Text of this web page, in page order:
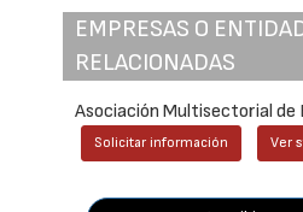
EMPRESAS O
RELACIONADAS
Asociación Multisectorial de
Solicitar información Ver